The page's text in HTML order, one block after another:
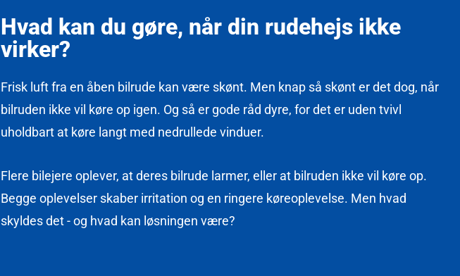
Hvad kan du gøre, når din rudehejs ikke
virker?
Frisk luft fra en åben bilrude kan være skønt. Men knap så skønt er det dog, når
bilruden ikke vil køre op igen. Og så er gode råd dyre, for det er uden tvivl
uholdbart at køre langt med nedrullede vinduer.
Flere bilejere oplever, at deres bilrude larmer, eller at bilruden ikke vil køre op.
Begge oplevelser skaber irritation og en ringere køreoplevelse. Men hvad
skyldes det - og hvad kan løsningen være?